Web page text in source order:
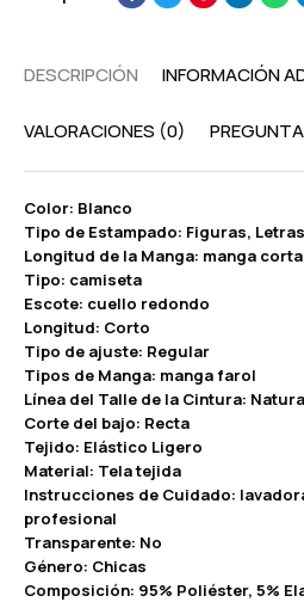
DESCRIPCIÓN INFORMACIÓN
VALORACIONES (0)
Color: Blanco
Tipo de Estampado: Figuras, Letras
Longitud de la Manga: manga corta
Tipo: camiseta
Escote: cuello redondo
Longitud: Corto
Tipo de ajuste: Regular
Tipos de Manga: manga farol
Línea del Talle de la Cintura:
Corte del bajo: Recta
Tejido: Elástico Ligero
Material: Tela tejida
Instrucciones de Cuidado:
profesional
Transparente: No
Género: Chicas
Composición: 95% Poliéster, 5%